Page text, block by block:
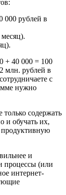
000 рублей в
+ 40 000 = 100
млн. рублей в
с
нужно
содержать
и обучать их,
и
процессы (или
интернет-